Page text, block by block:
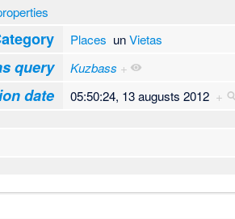
Places unVietas
query Kuzbass +
date 05:50:24, 13 augusts 2012 +